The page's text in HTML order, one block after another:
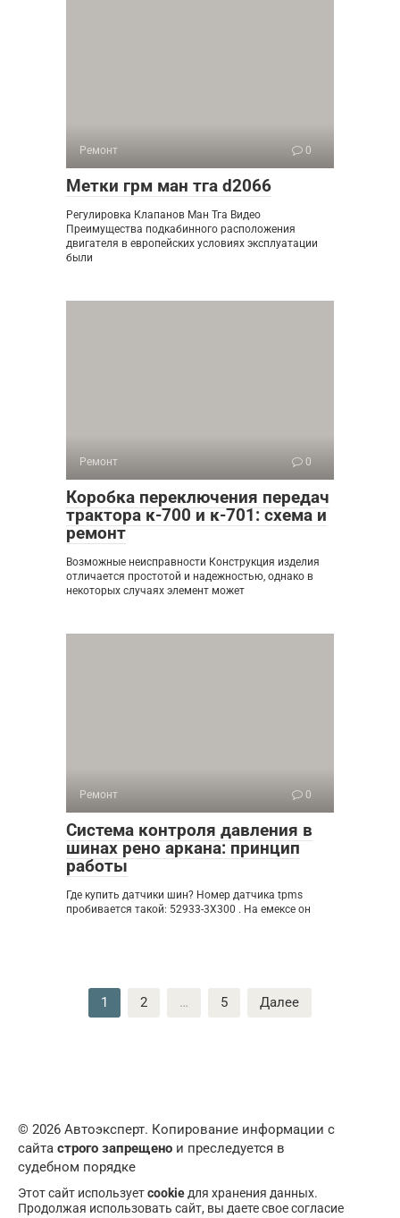
Ремонт 0
Метки грм ман тга d2066
Регулировка Клапанов Ман Тга Видео
Преимущества подкабинного расположения
двигателя в европейских условиях эксплуатации
были
Ремонт 0
Коробка переключения передач
трактора к-700 и к-701: схема и
ремонт
Возможные неисправности Конструкция изделия
отличается простотой и надежностью, однако в
некоторых случаях элемент может
Ремонт 0
Система контроля давления в
шинах рено аркана: принцип
работы
Где купить датчики шин? Номер датчика tpms
пробивается такой: 52933-3X300 . На емексе он
1 2 … 5 Далее
© 2026 Автоэксперт. Копирование информации с
сайта строго запрещено и преследуется в
судебном порядке
Этот сайт используетcookie для хранения данных.
Продолжая использовать сайт, вы даете свое согласие